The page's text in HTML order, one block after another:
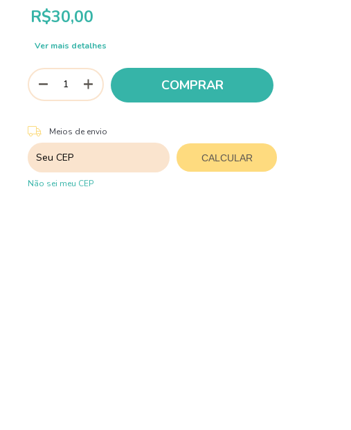
R$30,00
Ver mais detalhes
Entregas para o CEP:
Meios de envio
CALCULAR
Não sei meu CEP